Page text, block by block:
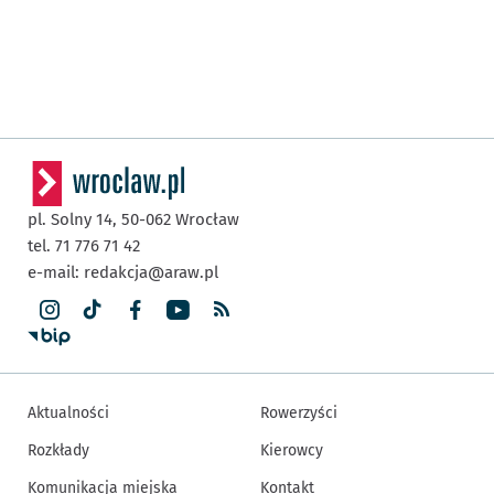
pl. Solny 14, 50-062 Wrocław
tel. 71 776 71 42
e-mail: redakcja@araw.pl
Aktualności
Rozkłady
Komunikacja miejska
Rowerzyści
Kierowcy
Kontakt